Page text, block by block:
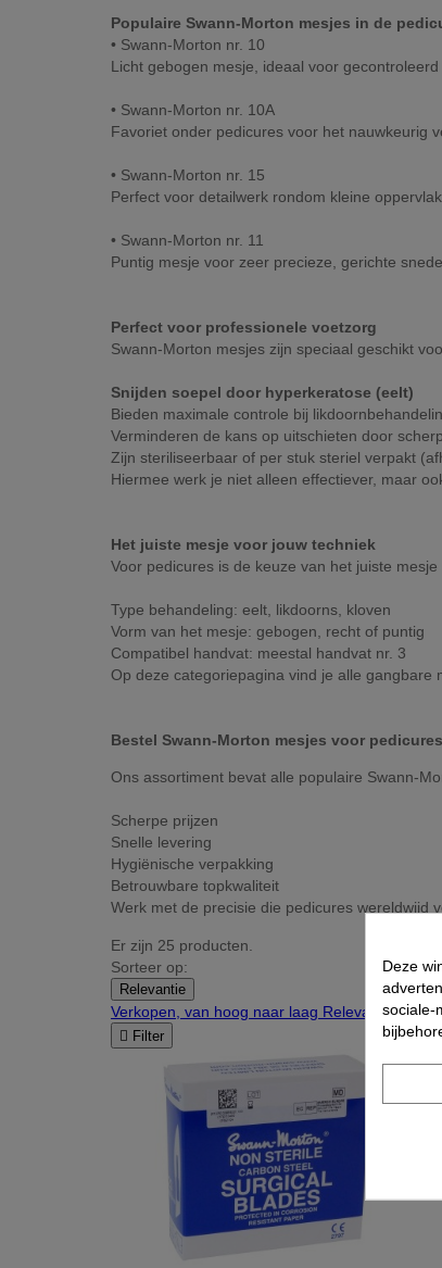
Populaire Swann-Morton mesjes in de
• Swann-Morton nr. 10
Licht gebogen mesje, ideaal voor
• Swann-Morton nr. 10A
Favoriet onder pedicures voor het nauwkeurig
• Swann-Morton nr. 15
Perfect voor detailwerk rondom kleine
• Swann-Morton nr. 11
Puntig mesje voor zeer precieze, gerichte
Perfect voor professionele voetzorg
Swann-Morton mesjes zijn speciaal geschikt
Snijden soepel door hyperkeratose (eelt)
Bieden maximale controle bij
Verminderen de kans op uitschieten door
Zijn steriliseerbaar of per stuk steriel verpakt
Hiermee werk je niet alleen effectiever, maar
Het juiste mesje voor jouw techniek
Voor pedicures is de keuze van het juiste
Type behandeling: eelt, likdoorns, kloven
Vorm van het mesje: gebogen, recht of puntig
Compatibel handvat: meestal handvat nr. 3
Op deze categoriepagina vind je alle gangbare
Bestel Swann-Morton mesjes voor
Ons assortiment bevat alle populaire Swann-
Scherpe prijzen
Snelle levering
Hygiënische verpakking
Betrouwbare topkwaliteit
Werk met de precisie die pedicures wereldwijd
Er zijn 25 producten.
Sorteer op:
Relevantie
Verkopen, van hoog naar laag Relevantie
 Filter
Deze
sociale-